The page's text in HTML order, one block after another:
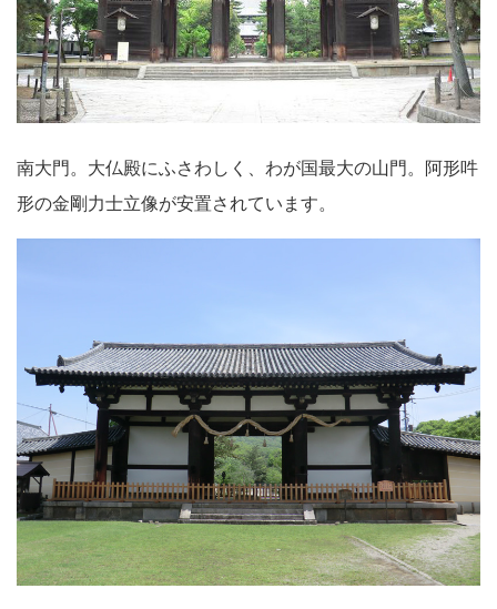
南大門。大仏殿にふさわしく、わが国最大の山門。阿形吽
形の金剛力士立像が安置されています。